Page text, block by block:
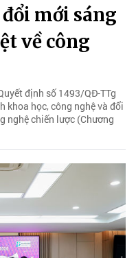
mới sáng
về công
định số 1493/QĐ-TTg
khoa học, công nghệ và đổi
nghệ chiến lược (Chương